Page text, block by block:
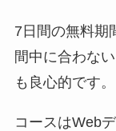
7日間の無料期
間中に合わな
も良心的です。
コースはWeb